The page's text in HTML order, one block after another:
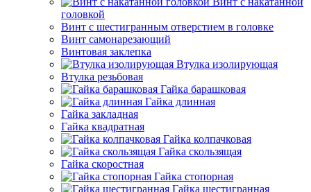
головкой
Винт с шестигранным отверстием в головке
Винт самонарезающий
Винтовая заклепка
Втулка изолирующая
Втулка резьбовая
Гайка барашковая
Гайка длинная
Гайка закладная
Гайка квадратная
Гайка колпачковая
Гайка скользящая
Гайка скоростная
Гайка стопорная
Гайка шестигранная